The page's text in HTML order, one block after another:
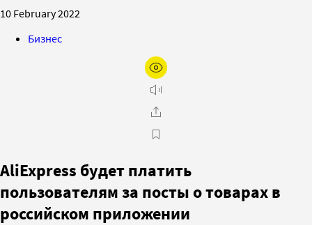
10 February 2022
Бизнес
AliExpress будет платить
пользователям за посты о товарах в
российском приложении